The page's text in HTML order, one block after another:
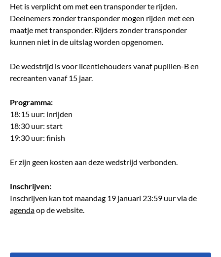
Het is verplicht om met een transponder te rijden.
Deelnemers zonder transponder mogen rijden met een
maatje met transponder. Rijders zonder transponder
kunnen niet in de uitslag worden opgenomen.
De wedstrijd is voor licentiehouders vanaf pupillen-B en
recreanten vanaf 15 jaar.
Programma:
18:15 uur: inrijden
18:30 uur: start
19:30 uur: finish
Er zijn geen kosten aan deze wedstrijd verbonden.
Inschrijven:
Inschrijven kan tot maandag 19 januari 23:59 uur via de
agendaop de website.